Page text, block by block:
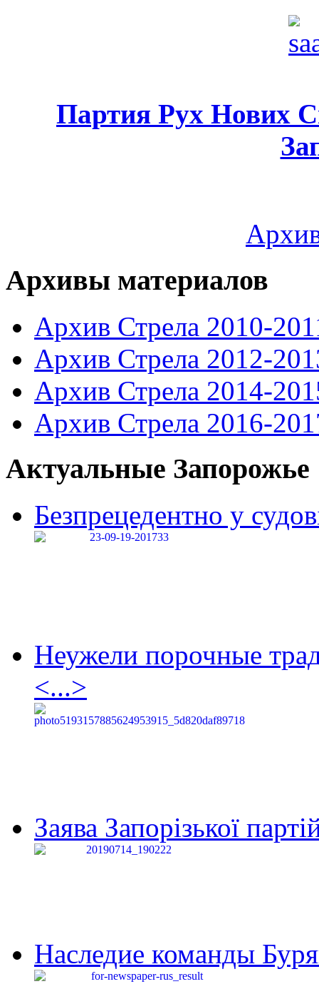
Партия Рух Нових
Архивы материалов
Архив Стрела 2010-
Архив Стрела 2012-
Архив Стрела 2014-
Архив Стрела 2016-
Актуальные Запорожье
Безпрецедентно у
Неужели порочные
<...>
Заява Запорізької
Наследие команды